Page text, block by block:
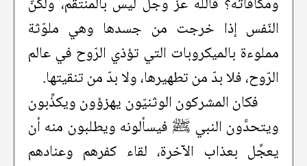
النّفس إذا خرجت من جسدها وهي ملوّثة
مملوءة بالميكروبات التي تؤذي الرّوح في عالم
الرّوح، فلا بدّ من تطهيرها، ولا بدّ من تنقيتها.
فكان المشركون الوثنيّون يهزؤون ويكذِّبون
ويتحدَّون النبي ﷺ فيسألونه ويطلبون منه أن
يعجِّل بعذاب الآخرة، لقاء كفرهم وعنادهم